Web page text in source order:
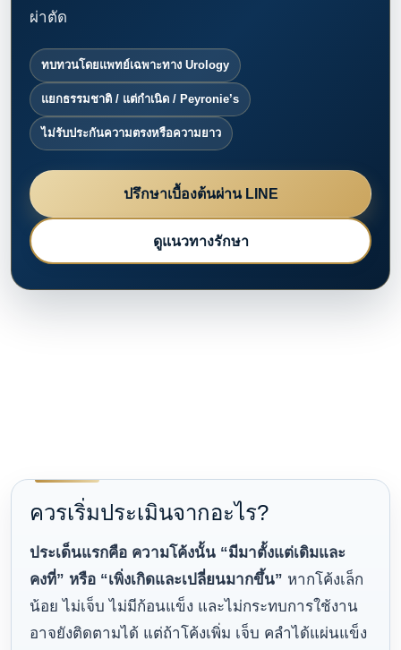
ผ่าตัด
ทบทวนโดยแพทย์เฉพาะทาง Urology
แยกธรรมชาติ / แต่กำเนิด / Peyronie’s
ไม่รับประกันความตรงหรือความยาว
ปรึกษาเบื้องต้นผ่าน LINE
ดูแนวทางรักษา
ควรเริ่มประเมินจากอะไร?
ประเด็นแรกคือ ความโค้งนั้น “มีมาตั้งแต่เดิมและ
คงที่” หรือ “เพิ่งเกิดและเปลี่ยนมากขึ้น” หากโค้งเล็ก
น้อย ไม่เจ็บ ไม่มีก้อนแข็ง และไม่กระทบการใช้งาน
อาจยังติดตามได้ แต่ถ้าโค้งเพิ่ม เจ็บ คลำได้แผ่นแข็ง